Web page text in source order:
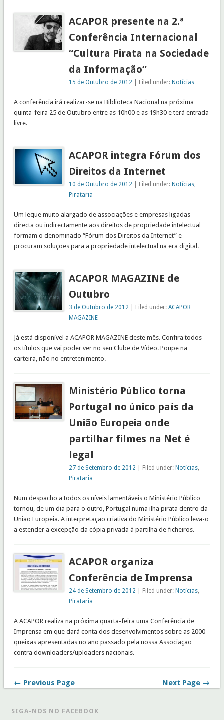
ACAPOR presente na 2.ª
Conferência Internacional
“Cultura Pirata na Sociedade
da Informação”
15 de Outubro de 2012 | Filed under: Notícias
A conferência irá realizar-se na Biblioteca Nacional na próxima
quinta-feira 25 de Outubro entre as 10h00 e as 19h30 e terá entrada
livre.
ACAPOR integra Fórum dos
Direitos da Internet
10 de Outubro de 2012 | Filed under: Notícias,
Pirataria
Um leque muito alargado de associações e empresas ligadas
directa ou indirectamente aos direitos de propriedade intelectual
formam o denominado “Fórum dos Direitos da Internet” e
procuram soluções para a propriedade intelectual na era digital.
ACAPOR MAGAZINE de
Outubro
3 de Outubro de 2012 | Filed under:ACAPOR
MAGAZINE
Já está disponível a ACAPOR MAGAZINE deste mês. Confira todos
os títulos que vai poder ver no seu Clube de Vídeo. Poupe na
carteira, não no entretenimento.
Ministério Público torna
Portugal no único país da
União Europeia onde
partilhar filmes na Net é
legal
27 de Setembro de 2012 | Filed under: Notícias,
Pirataria
Num despacho a todos os níveis lamentáveis o Ministério Público
tornou, de um dia para o outro, Portugal numa ilha pirata dentro da
União Europeia. A interpretação criativa do Ministério Público leva-o
a estender a excepção da cópia privada à partilha de ficheiros.
ACAPOR organiza
Conferência de Imprensa
24 de Setembro de 2012 | Filed under: Notícias,
Pirataria
A ACAPOR realiza na próxima quarta-feira uma Conferência de
Imprensa em que dará conta dos desenvolvimentos sobre as 2000
queixas apresentadas no ano passado pela nossa Associação
contra downloaders/uploaders nacionais.
← Previous Page Next Page →
SIGA-NOS NO FACEBOOK